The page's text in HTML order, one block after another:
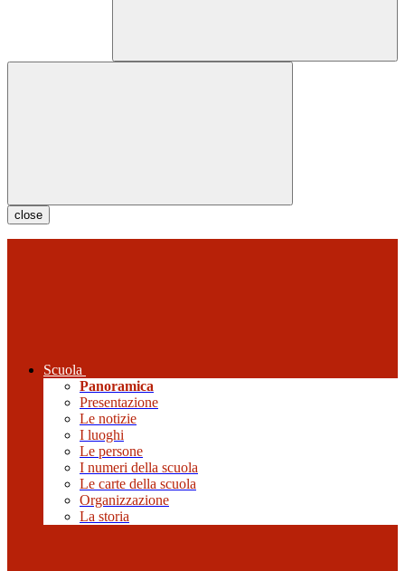
close
Scuola
Panoramica
Presentazione
Le notizie
I luoghi
Le persone
I numeri della scuola
Le carte della scuola
Organizzazione
La storia